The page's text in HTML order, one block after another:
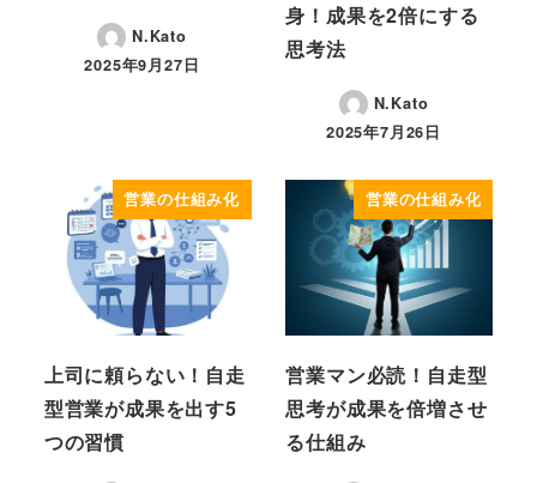
N.Kato
投稿日
2025年9月27日
身！成果を2倍にする
思考法
N.Kato
投稿日
2025年7月26日
営業の仕組み化
上司に頼らない！自走
型営業が成果を出す5
つの習慣
営業の仕組み化
営業マン必読！自走型
思考が成果を倍増させ
る仕組み